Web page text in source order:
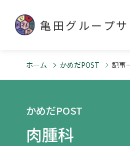
亀田グループサ
ホーム かめだPOST 記事
かめだPOST
肉腫科